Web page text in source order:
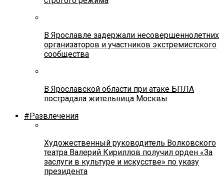
В Ярославле задержали несовершеннолетних
организаторов и участников экстремистского
сообщества
В Ярославской области при атаке БПЛА
пострадала жительница Москвы
#Развлечения
Художественный руководитель Волковского
театра Валерий Кириллов получил орден «За
заслуги в культуре и искусстве» по указу
президента